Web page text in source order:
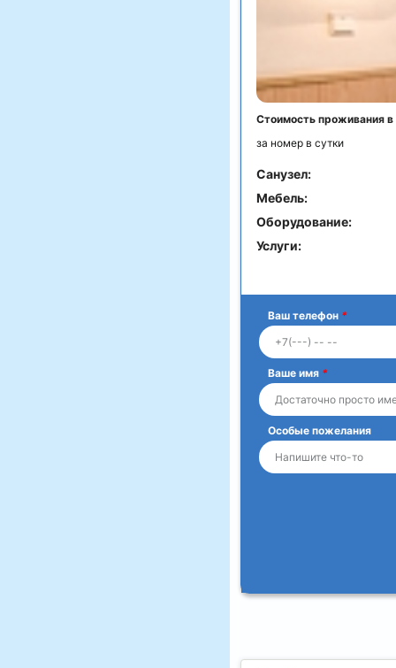
Стоимость проживания
за номер в сутки
Санузел:
Мебель:
Оборудование:
Услуги:
Ваш телефон *
Ваше имя *
Особые пожелания